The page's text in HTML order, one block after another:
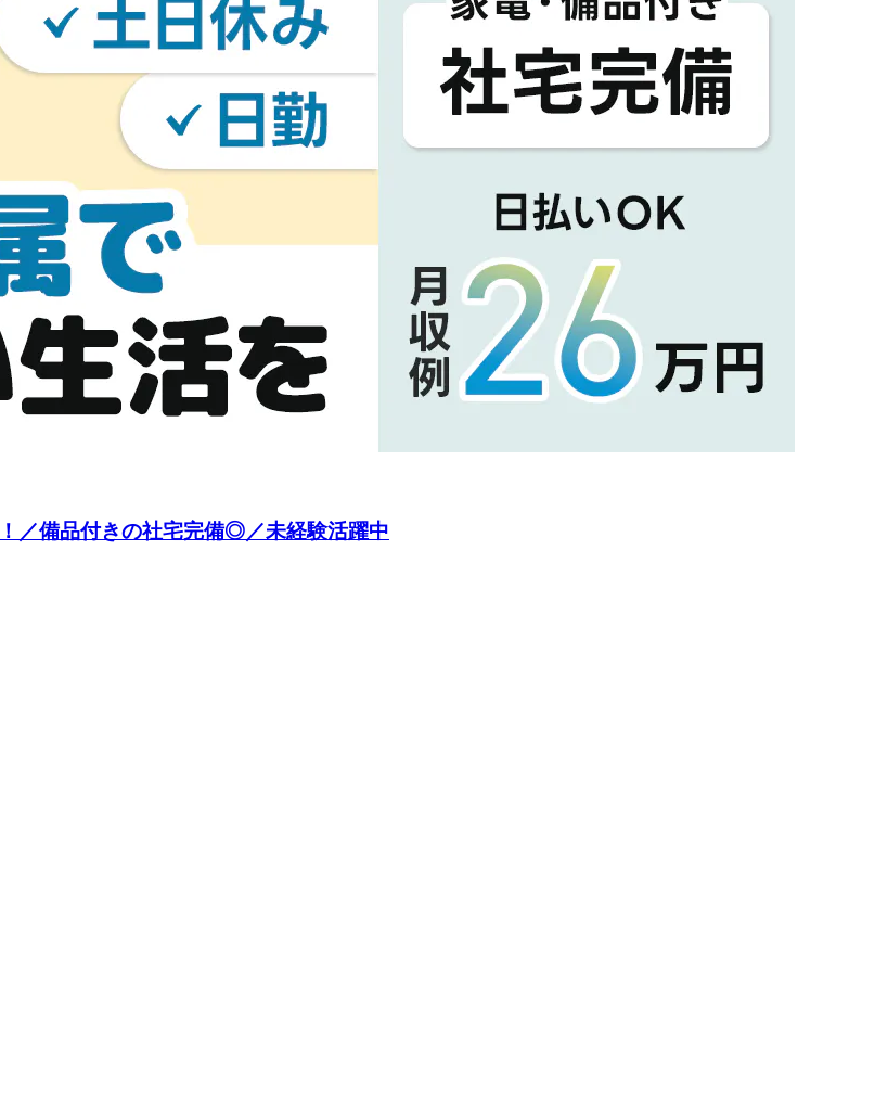
／備品付きの社宅完備◎／未経験活躍中